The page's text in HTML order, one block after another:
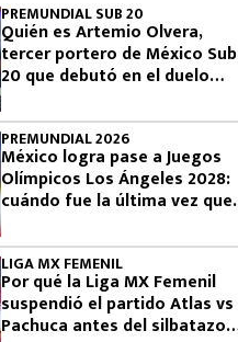
PREMUNDIAL SUB 20
Quién es Artemio Olvera,
tercer portero de México Sub
20 que debutó en el duelo
olímpico
PREMUNDIAL 2026
México logra pase a Juegos
Olímpicos Los Ángeles 2028:
cuándo fue la última vez que
LIGA MX FEMENIL
Por qué la Liga MX Femenil
suspendió el partido Atlas vs
Pachuca antes del silbatazo